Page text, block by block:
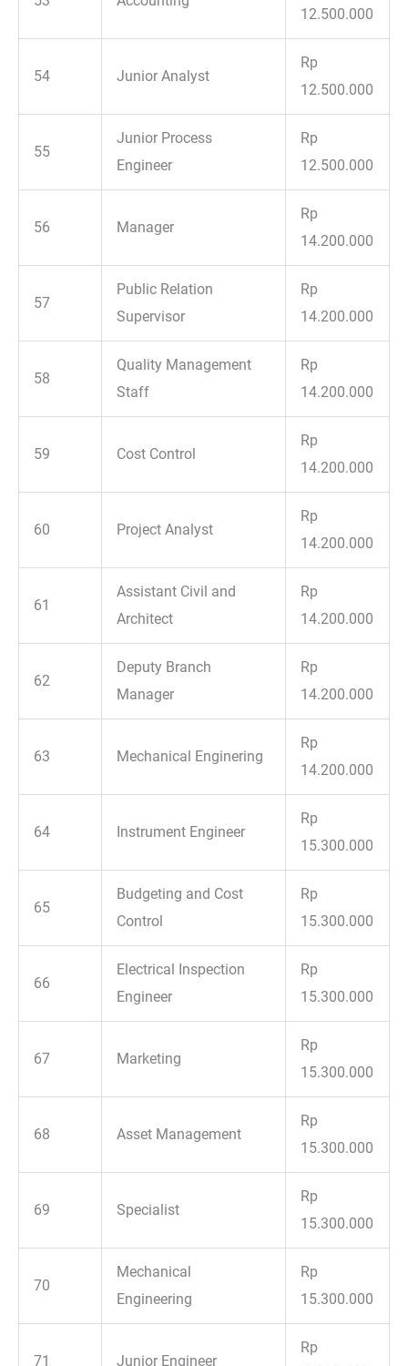
12.500.000
54 Junior Analyst
Rp
12.500.000
55
Junior Process
Engineer
Rp
12.500.000
56 Manager
Rp
14.200.000
57
Public Relation
Supervisor
Rp
14.200.000
58
Quality Management
Staff
Rp
14.200.000
59 Cost Control
Rp
14.200.000
60 Project Analyst
Rp
14.200.000
61
Assistant Civil and
Architect
Rp
14.200.000
62
Deputy Branch
Manager
Rp
14.200.000
63 Mechanical Enginering
Rp
14.200.000
64 Instrument Engineer
Rp
15.300.000
65
Budgeting and Cost
Control
Rp
15.300.000
66
Electrical Inspection
Engineer
Rp
15.300.000
67 Marketing
Rp
15.300.000
68 Asset Management
Rp
15.300.000
69 Specialist
Rp
15.300.000
70
Mechanical
Engineering
Rp
15.300.000
71 Junior Engineer
Rp